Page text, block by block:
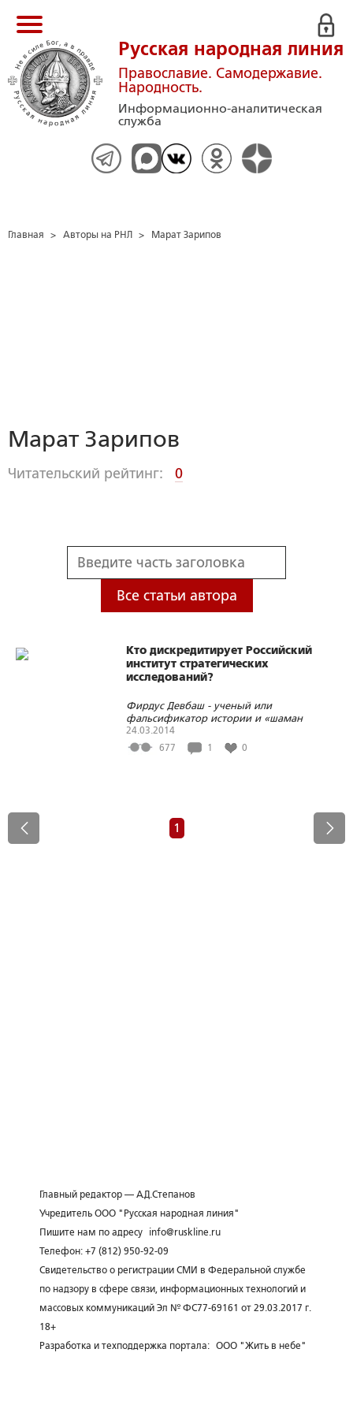
Русская народная линия
Православие. Самодержавие.
Народность.
Информационно-аналитическая
служба
Главная > Авторы на РНЛ > Марат Зарипов
Марат Зарипов
Читательский рейтинг: 0
Все статьи автора
Кто дискредитирует Российский
институт стратегических
исследований?
Фирдус Девбаш - ученый или
фальсификатор истории и «шаман
тенгрианства»?
24.03.2014
677
1 0
1
Главный редактор — А.Д.Степанов
Учредитель ООО "Русская народная линия"
Пишите нам по адресу
info@ruskline.ru
Телефон: +7 (812) 950-92-09
Свидетельство о регистрации СМИ в Федеральной службе
по надзору в сфере связи, информационных технологий и
массовых коммуникаций Эл № ФС77-69161 от 29.03.2017 г.
18+
Разработка и техподдержка портала: ООО "Жить в небе"